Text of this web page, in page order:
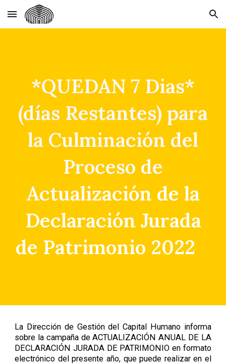
Skip to main content Skip to navigation
*QUEDAN 7 Dias*
(días Restantes) para
la Culminación del
Proceso de
Actualización de la
Declaración Jurada
de Patrimonio 2022
La Dirección de Gestión del Capital Humano informa
sobre la campaña de ACTUALIZACIÓN ANUAL DE LA
DECLARACIÓN JURADA DE PATRIMONIO en formato
electrónico del presente año, que puede realizar en el